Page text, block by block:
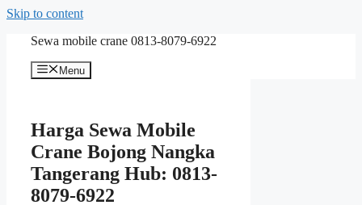
Skip to content
Sewa mobile crane 0813-8079-6922
Menu
Harga Sewa Mobile
Crane Bojong Nangka
Tangerang Hub: 0813-
8079-6922